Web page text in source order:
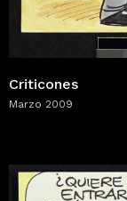
Criticones
Marzo 2009